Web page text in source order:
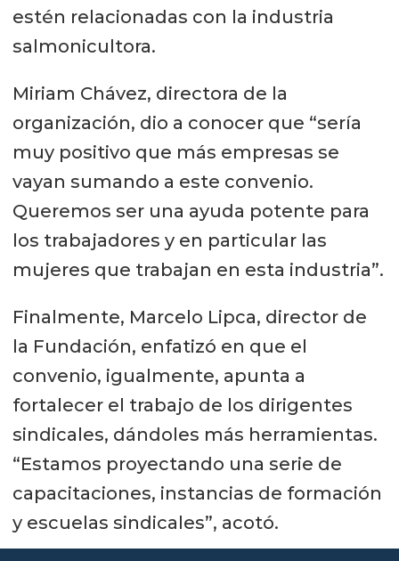
estén relacionadas con la industria
salmonicultora.
Miriam Chávez, directora de la
organización, dio a conocer que “sería
muy positivo que más empresas se
vayan sumando a este convenio.
Queremos ser una ayuda potente para
los trabajadores y en particular las
mujeres que trabajan en esta industria”.
Finalmente, Marcelo Lipca, director de
la Fundación, enfatizó en que el
convenio, igualmente, apunta a
fortalecer el trabajo de los dirigentes
sindicales, dándoles más herramientas.
“Estamos proyectando una serie de
capacitaciones, instancias de formación
y escuelas sindicales”, acotó.